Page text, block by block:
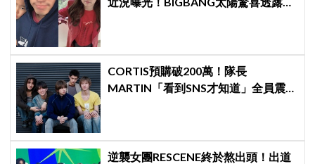
CORTIS預購破200萬！隊長
MARTIN「看到SNS才知道」全員震
逆襲女團RESCENE終於熬出頭！出道